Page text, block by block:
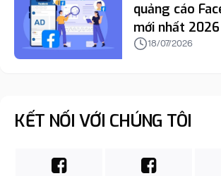
quảng cáo
mới nhất 2026
18/07/2026
KẾT NỐI VỚI CHÚNG TÔI